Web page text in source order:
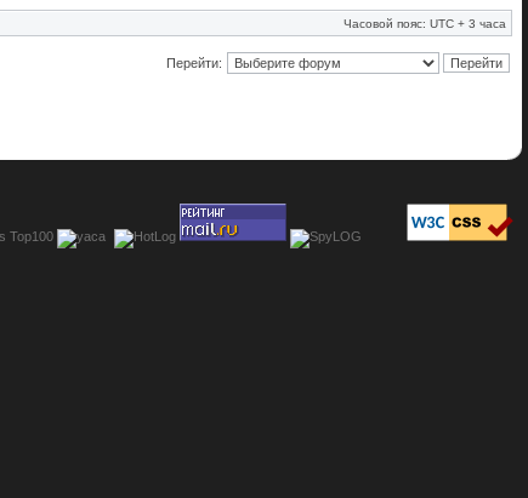
Часовой пояс: UTC + 3 часа
Перейти: